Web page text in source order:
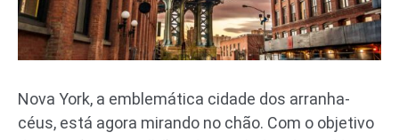
Nova York, a emblemática cidade dos arranha-
céus, está agora mirando no chão. Com o objetivo